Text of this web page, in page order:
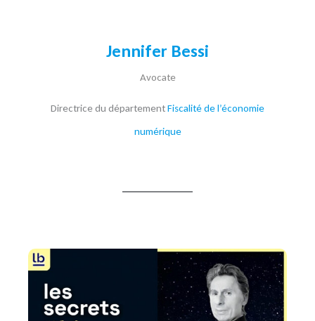
Jennifer Bessi
Avocate
Directrice du départementFiscalité de l’économie
numérique